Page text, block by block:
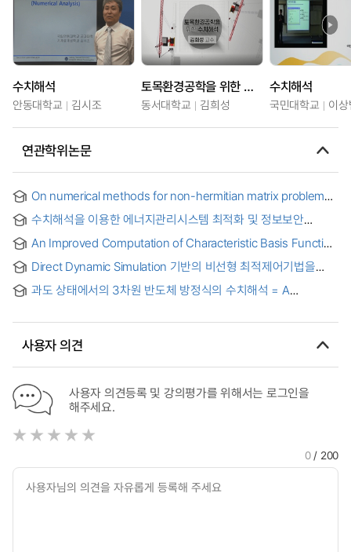
수치해석
안동대학교 김시조
토목환경공학을 위한 수치해석
동서대학교 김희성
수치해석
국민대학교 이
연관학위논문
On numerical methods for non-hermitian matrix problems :
Non-hermitian 행렬에 대한 수치해석적인 방법들
수치해석을 이용한 에너지관리시스템 최적화 및 정보보안
information security algorithm using numerical analysis
An Improved Computation of Characteristic Basis Function
Method for Fast Frequency Sweep Applications = 주파수
영역 해석 가속화를 위한 CBFM의 개선된 계산 방법
Direct Dynamic Simulation 기반의 비선형 최적제어기법을
적용한 효율적인 비행경로 최적화 방법 연구 = Study of
Efficient Trajectory Optimization using Nonlinear Optimal
Approach
과도 상태에서의 3차원 반도체 방정식의 수치해석 = A
Equations under the Transient Conditions
사용자 의견
사용자 의견등록 및 강의평가를 위해서는 로그인을
해주세요.
0/ 200